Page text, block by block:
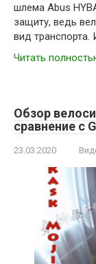
шлема Abus
защиту, ведь
вид
Читать
Обзор
сравнение с
23.03.2020